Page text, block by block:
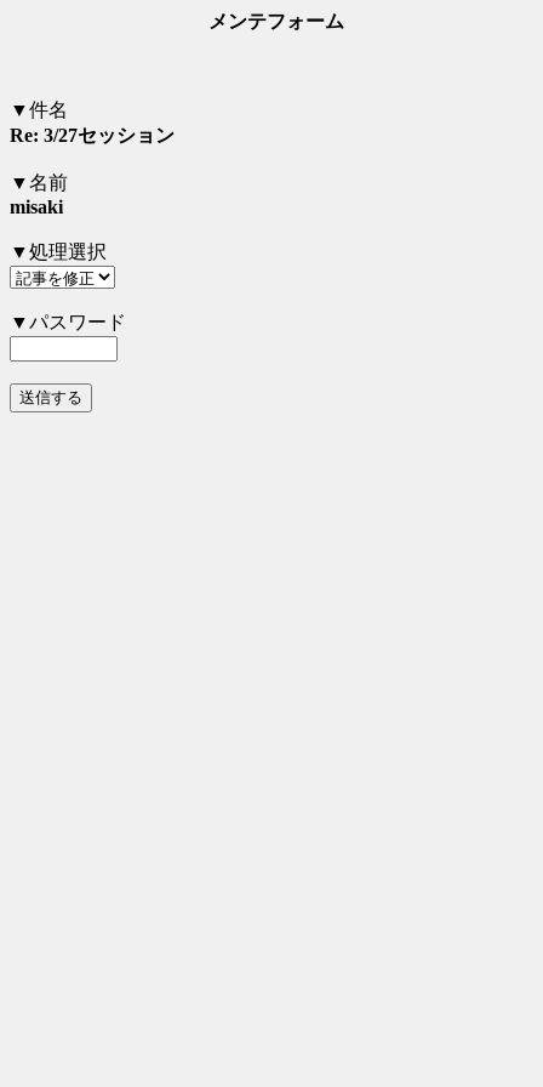
メンテフォーム
▼件名
Re: 3/27セッション
▼名前
misaki
▼処理選択
▼パスワード